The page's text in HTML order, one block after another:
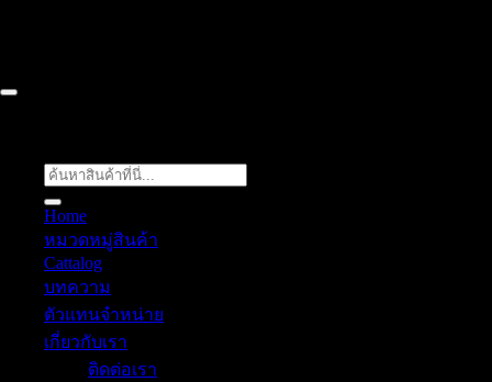
Home
หมวดหมู่สินค้า
Cattalog
บทความ
ตัวแทนจำหน่าย
เกี่ยวกับเรา
ติดต่อเรา